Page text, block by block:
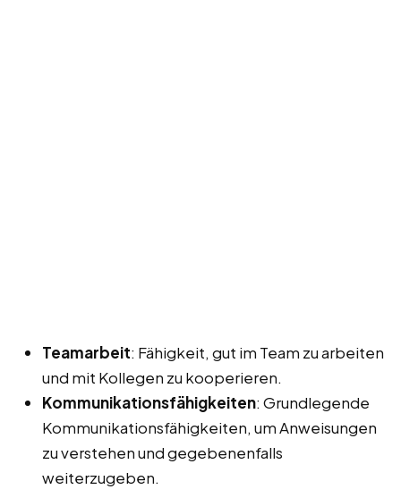
Teamarbeit: Fähigkeit, gut im Team zu arbeiten
und mit Kollegen zu kooperieren.
Kommunikationsfähigkeiten: Grundlegende
Kommunikationsfähigkeiten, um Anweisungen
zu verstehen und gegebenenfalls
weiterzugeben.